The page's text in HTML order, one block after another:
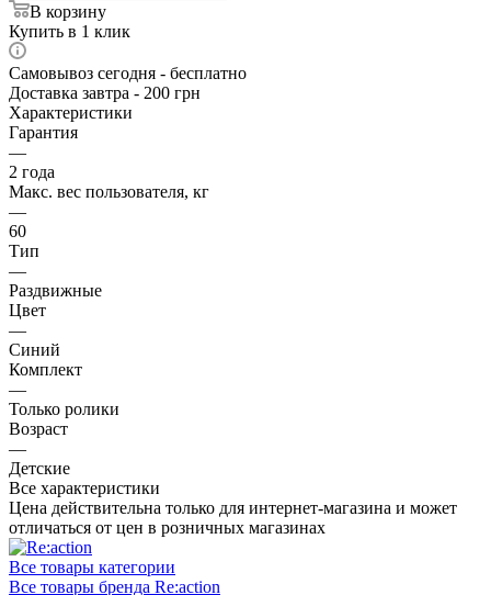
В корзину
Купить в 1 клик
Самовывоз сегодня - бесплатно
Доставка завтра - 200 грн
Характеристики
Гарантия
—
2 года
Макс. вес пользователя, кг
—
60
Тип
—
Раздвижные
Цвет
—
Синий
Комплект
—
Только ролики
Возраст
—
Детские
Все характеристики
Цена действительна только для интернет-магазина и может
отличаться от цен в розничных магазинах
Все товары категории
Все товары бренда Re:action